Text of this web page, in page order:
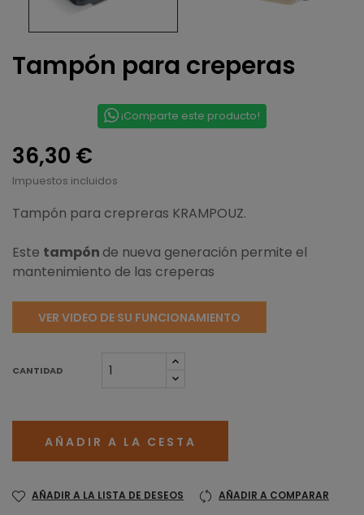
Tampón para creperas
¡Comparte este producto!
36,30 €
Impuestos incluidos
Tampón para crepreras KRAMPOUZ.
Este tampón de nueva generación permite el
mantenimiento de las creperas
VER VIDEO DE SU FUNCIONAMIENTO
CANTIDAD
AÑADIR A LA CESTA
AÑADIR A LA LISTA DE DESEOS AÑADIR A COMPARAR